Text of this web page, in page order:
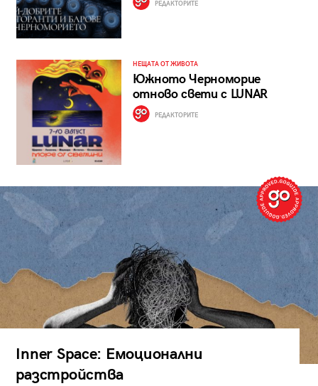
РЕДАКТОРИТЕ
НЕЩАТА ОТ ЖИВОТА
Южното Черноморие
отново свети с LUNAR
РЕДАКТОРИТЕ
Inner Space: Емоционални
разстройства